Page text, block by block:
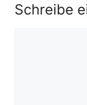
Schreibe